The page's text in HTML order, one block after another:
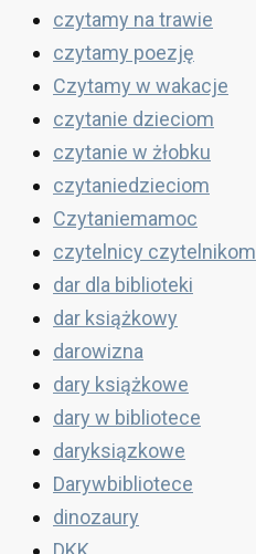
czytamy na trawie
czytamy poezję
Czytamy w wakacje
czytanie dzieciom
czytanie w żłobku
czytaniedzieciom
Czytaniemamoc
czytelnicy czytelnikom
dar dla biblioteki
dar książkowy
darowizna
dary książkowe
dary w bibliotece
daryksiązkowe
Darywbibliotece
dinozaury